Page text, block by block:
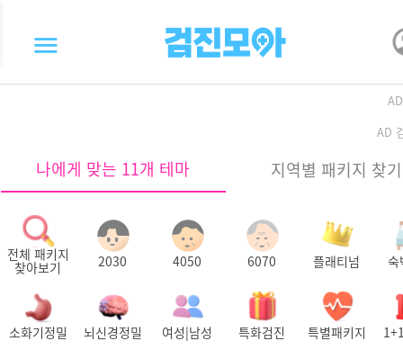
AD
나에게 맞는 11개 테마 지역별 패키지 찾기
전체 패키지
찾아보기 2030 4050 6070 플래티넘 숙
소화기정밀 뇌신경정밀 여성|남성 특화검진 특별패키지